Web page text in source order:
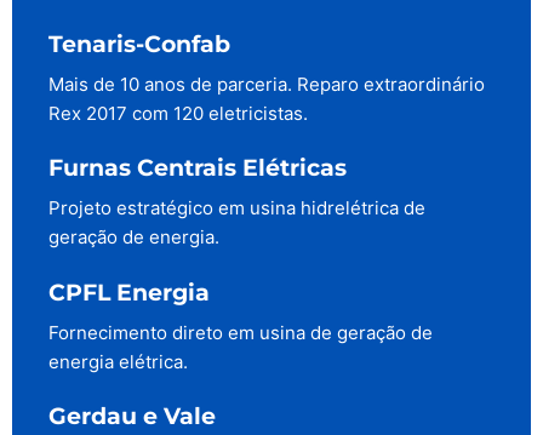
Tenaris-Confab
Mais de 10 anos de parceria. Reparo extraordinário
Rex 2017 com 120 eletricistas.
Furnas Centrais Elétricas
Projeto estratégico em usina hidrelétrica de
geração de energia.
CPFL Energia
Fornecimento direto em usina de geração de
energia elétrica.
Gerdau e Vale